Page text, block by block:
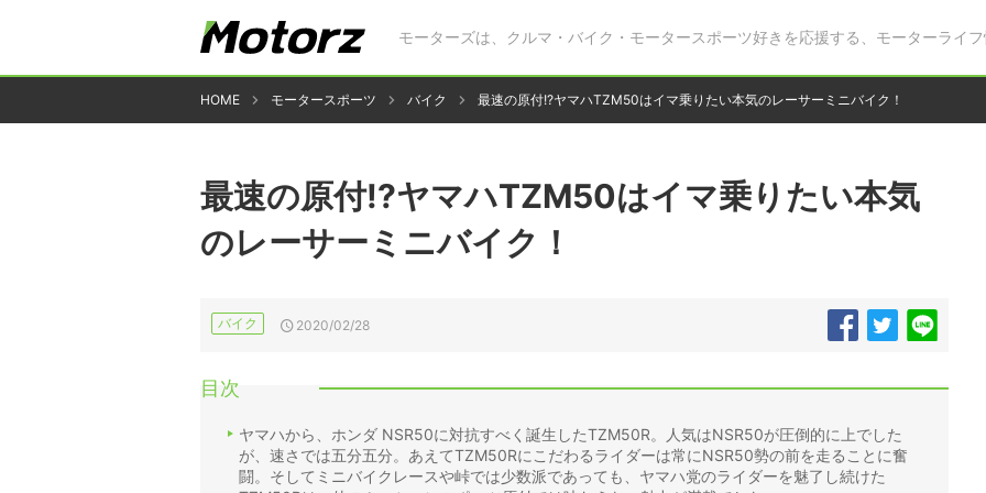
モーターズは、クルマ・バイク・モータースポーツ好きを応援する、モーターライフ
HOME モータースポーツ バイク 最速の原付!?ヤマハTZM50はイマ乗りたい本気のレーサーミニバイク！
最速の原付!?ヤマハTZM50はイマ乗りたい本気
のレーサーミニバイク！
バイク 2020/02/28
目次
ヤマハから、ホンダ NSR50に対抗すべく誕生したTZM50R。人気はNSR50が圧倒的に上でした
が、速さでは五分五分。あえてTZM50Rにこだわるライダーは常にNSR50勢の前を走ることに奮
闘。そしてミニバイクレースや峠では少数派であっても、ヤマハ党のライダーを魅了し続けた